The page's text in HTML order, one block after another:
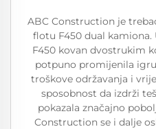
ABC Construction je
flotu F450 dual kamiona.
F450 kovan dvostrukim
potpuno promijenila
troškove održavanja i
sposobnost da izdrži
pokazala značajno
Construction se i dalje